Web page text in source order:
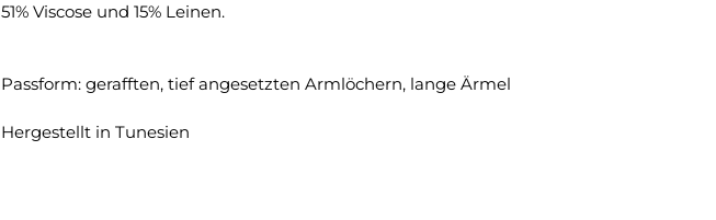
51% Viscose und 15% Leinen.
Passform: gerafften, tief angesetzten Armlöchern, lange Ärmel
Hergestellt in Tunesien